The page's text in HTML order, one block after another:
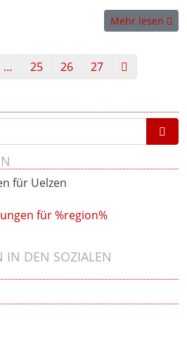
Mehr lesen
… 25 26 27 Ältere
für Uelzen
IN DEN SOZIALEN